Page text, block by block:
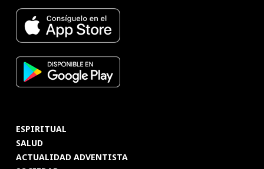
ESPIRITUAL
SALUD
ACTUALIDAD ADVENTISTA